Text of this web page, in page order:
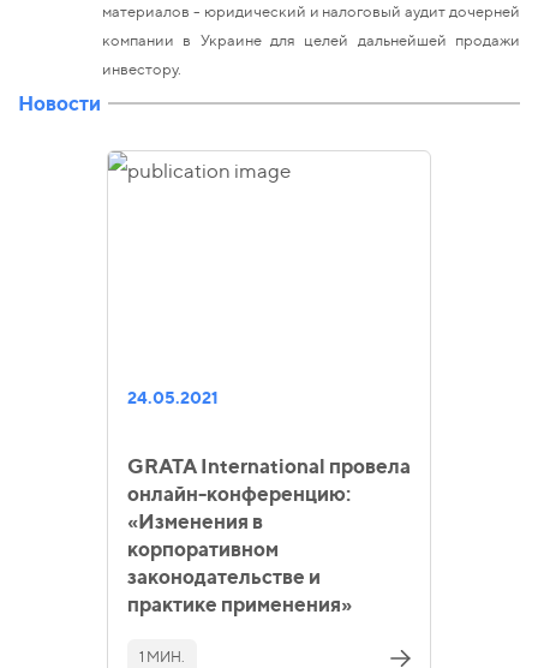
материалов - юридический и налоговый аудит дочерней
компании в Украине для целей дальнейшей продажи
инвестору.
Новости
24.05.2021
GRATA International провела
онлайн-конференцию:
«Изменения в
корпоративном
законодательстве и
практике применения»
1 МИН.